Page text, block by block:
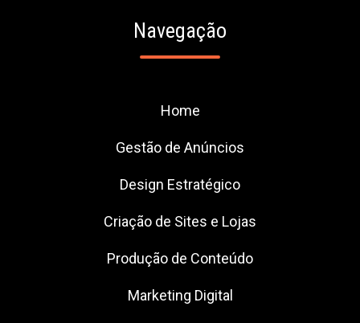
Navegação
Home
Gestão de Anúncios
Design Estratégico
Criação de Sites e Lojas
Produção de Conteúdo
Marketing Digital